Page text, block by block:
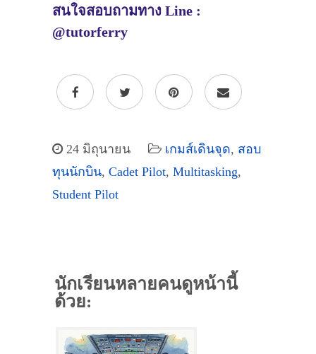
สนใจสอบถามทาง Line :
@tutorferry
24 มิถุนายน เกมส์เดินจุด, สอบ
ทุนนักบิน, Cadet Pilot, Multitasking,
Student Pilot
นักเรียนหลายคนดูหน้านี้
ด้วย: